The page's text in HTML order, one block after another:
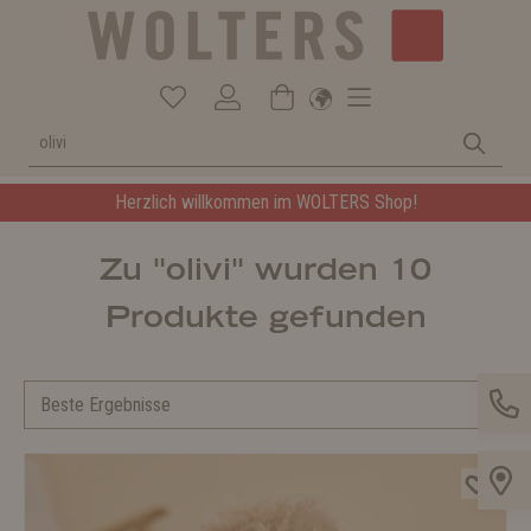
Herzlich willkommen im WOLTERS Shop!
Zu "olivi" wurden 10
Produkte gefunden